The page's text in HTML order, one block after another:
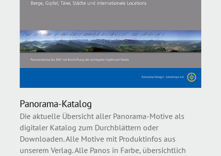
Panorama-Katalog
Die aktuelle Übersicht aller Panorama-Motive als
digitaler Katalog zum Durchblättern oder
Downloaden. Alle Motive mit Produktinfos aus
unserem Verlag. Alle Panos in Farbe, übersichtlich